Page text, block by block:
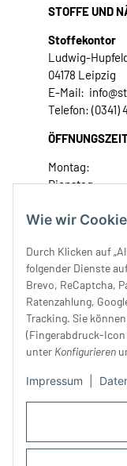
Wie wir
Durch Klicken auf
folgender Dienste
Brevo, ReCaptcha,
Ratenzahlung,
Tracking. Sie
(Fingerabdruck-
unter Konfigurieren
Impressum
STOFFE UND
Stoffekontor
Ludwig-
04178 Leipzig
E-Mail:
Telefon: (0341)
Montag:
Dienstag:
Donnerstag:
Samstag:
Unser Service
Rechtliches